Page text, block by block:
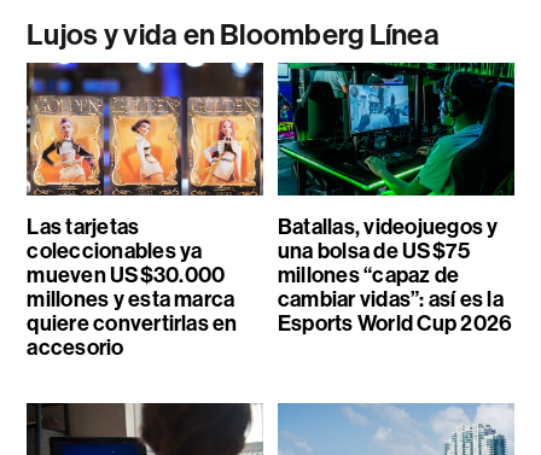
Lujos y vida en Bloomberg Línea
Las tarjetas
coleccionables ya
mueven US$30.000
millones y esta marca
quiere convertirlas en
accesorio
Batallas, videojuegos y
una bolsa de US$75
millones “capaz de
cambiar vidas”: así es la
Esports World Cup 2026